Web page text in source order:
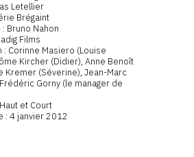
Letellier
Brégaint
Bruno Nahon
Films
Corinne Masiero (Louise
Kircher (Didier), Anne Benoît
Kremer (Séverine), Jean-Marc
Gorny (le manager de
et Court
: 4 janvier 2012